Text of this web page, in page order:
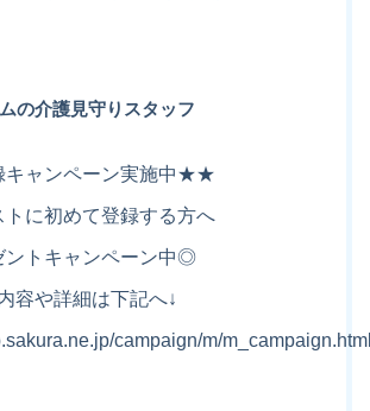
の介護見守りスタッフ
ャンペーン実施中★★
トに初めて登録する方へ
ントキャンペーン中◎
容や詳細は下記へ↓
campaign/m/